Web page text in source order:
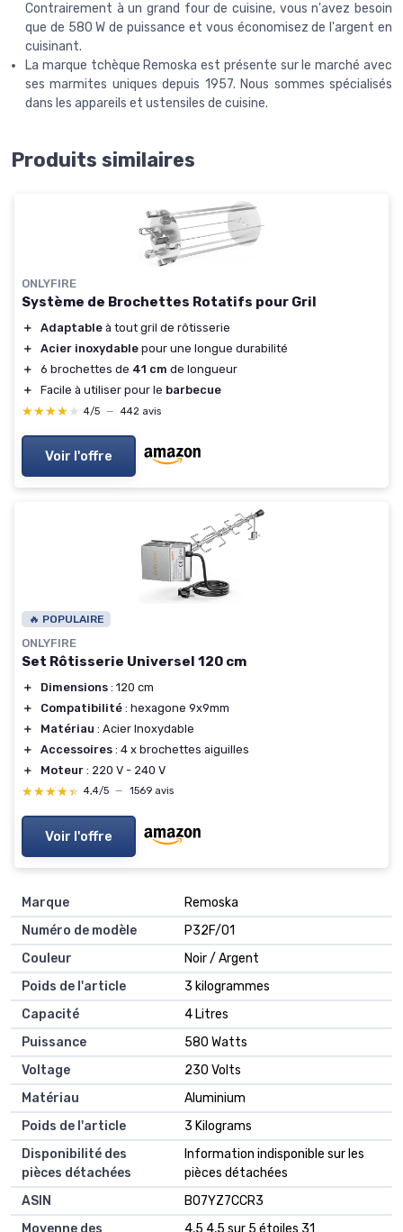
Contrairement à un grand four de cuisine, vous n'avez besoin
que de 580 W de puissance et vous économisez de l'argent en
cuisinant.
La marque tchèque Remoska est présente sur le marché avec
ses marmites uniques depuis 1957. Nous sommes spécialisés
dans les appareils et ustensiles de cuisine.
Produits similaires
ONLYFIRE
Système de Brochettes Rotatifs pour Gril
＋ Adaptable à tout gril de rôtisserie
＋
Acier inoxydable pour une longue durabilité
＋
6 brochettes de 41 cm de longueur
＋
Facile à utiliser pour le barbecue
★★★★★
★★★★★ 4/5 — 442 avis
Voir l'offre
🔥 POPULAIRE
ONLYFIRE
Set Rôtisserie Universel 120 cm
＋ Dimensions : 120 cm
＋
Compatibilité : hexagone 9x9mm
＋
Matériau : Acier Inoxydable
＋
Accessoires : 4 x brochettes aiguilles
＋
Moteur : 220 V - 240 V
★★★★★
★★★★★ 4,4/5 — 1569 avis
Voir l'offre
Marque
‎Remoska
Numéro de modèle
‎P32F/01
Couleur
‎Noir / Argent
Poids de l'article
‎3 kilogrammes
Capacité
‎4 Litres
Puissance
‎580 Watts
Voltage
‎230 Volts
Matériau
‎Aluminium
Poids de l'article
‎3 Kilograms
Disponibilité des
pièces détachées
‎Information indisponible sur les
pièces détachées
ASIN
B07YZ7CCR3
Moyenne des
4,5 4,5 sur 5 étoiles 31